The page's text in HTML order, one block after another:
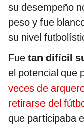
su desempeño
peso y fue
su nivel
Fue tan difícil
el potencial que
veces de
retirarse del
que participaba